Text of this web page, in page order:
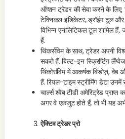
ऑप्शन ट्रेडर की सेवा करने के लिए,
टेक्निकल इंडिकेटर, ड्रॉइंग टूल
विभिन्न एनालिटिकल टूल शामिल
हैं.
थिंकर्सविम के साथ, ट्रेडर अपनी
सकते हैं. बिल्ट-इन स्क्रिप्टिंग
थिंकोर्सविम में आकर्षक विंडोज़, वेब
हैं. रियल-टाइम स्ट्रीमिंग डेटा
चार्ल्स श्वैब टीडी अमेरिट्रेड प्राप्त
अगर वे एकजुट होते हैं, तो भी यह
ऐक्टिव ट्रेडर प्रो